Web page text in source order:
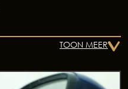
TOON MEER